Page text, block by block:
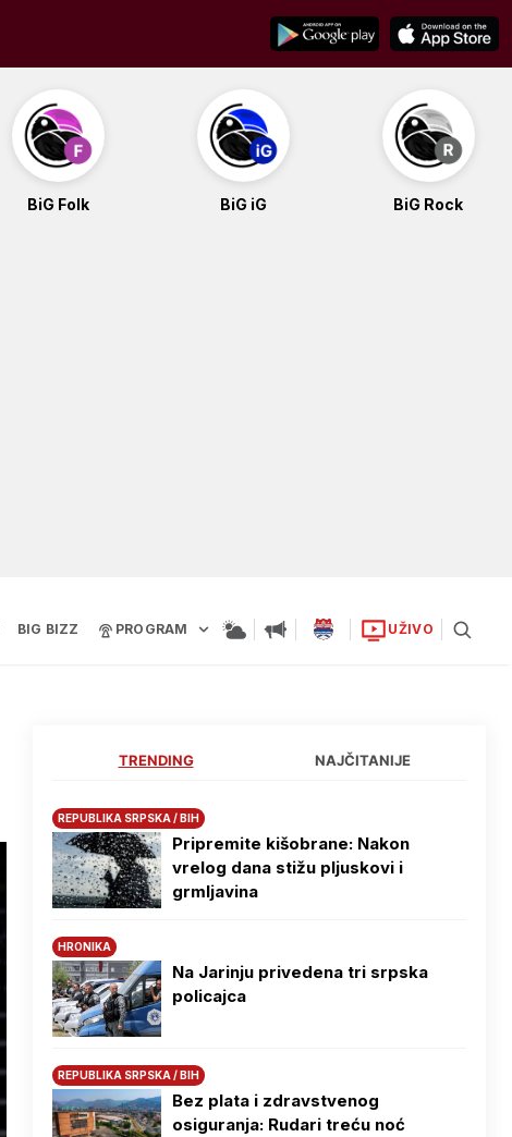
BiG Folk BiG iG BiG Rock
BIG BIZZ PROGRAM UŽIVO
TRENDING NAJČITANIJE
REPUBLIKA SRPSKA / BIH
Pripremite kišobrane: Nakon
vrelog dana stižu pljuskovi i
grmljavina
HRONIKA
Na Јarinju privedena tri srpska
policajca
REPUBLIKA SRPSKA / BIH
Bez plata i zdravstvenog
osiguranja: Rudari treću noć